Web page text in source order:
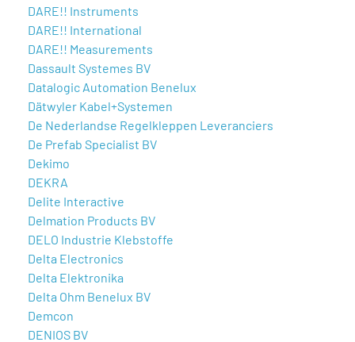
DARE!! Instruments
DARE!! International
DARE!! Measurements
Dassault Systemes BV
Datalogic Automation Benelux
Dätwyler Kabel+Systemen
De Nederlandse Regelkleppen Leveranciers
De Prefab Specialist BV
Dekimo
DEKRA
Delite Interactive
Delmation Products BV
DELO Industrie Klebstoffe
Delta Electronics
Delta Elektronika
Delta Ohm Benelux BV
Demcon
DENIOS BV